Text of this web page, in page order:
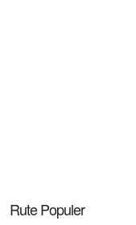
Rute Populer